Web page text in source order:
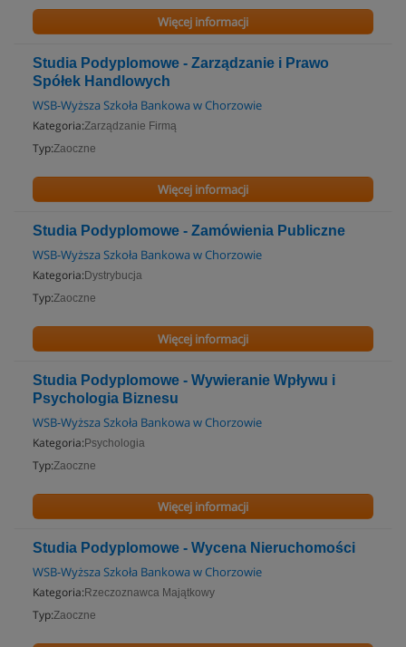
Więcej informacji
Studia Podyplomowe - Zarządzanie i Prawo
Spółek Handlowych
WSB-Wyższa Szkoła Bankowa w Chorzowie
Kategoria:Zarządzanie Firmą
Typ:Zaoczne
Więcej informacji
Studia Podyplomowe - Zamówienia Publiczne
WSB-Wyższa Szkoła Bankowa w Chorzowie
Kategoria: Dystrybucja
Typ:Zaoczne
Więcej informacji
Studia Podyplomowe - Wywieranie Wpływu i
Psychologia Biznesu
WSB-Wyższa Szkoła Bankowa w Chorzowie
Kategoria: Psychologia
Typ:Zaoczne
Więcej informacji
Studia Podyplomowe - Wycena Nieruchomości
WSB-Wyższa Szkoła Bankowa w Chorzowie
Kategoria: Rzeczoznawca Majątkowy
Typ:Zaoczne